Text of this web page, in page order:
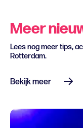
Meer
Lees nog meer tips,
Rotterdam.
Bekijk meer